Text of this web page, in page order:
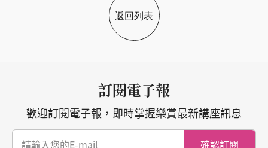
返回列表
訂閱電子報
歡迎訂閱電子報，即時掌握樂賞最新講座訊息
確認訂閱